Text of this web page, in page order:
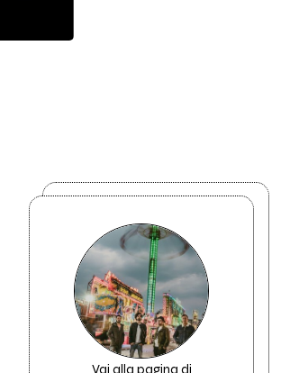
Vai alla pagina di